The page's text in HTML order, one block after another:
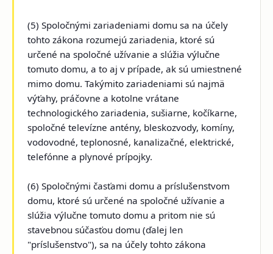
(5) Spoločnými zariadeniami domu sa na účely
tohto zákona rozumejú zariadenia, ktoré sú
určené na spoločné užívanie a slúžia výlučne
tomuto domu, a to aj v prípade, ak sú umiestnené
mimo domu. Takýmito zariadeniami sú najmä
výťahy, práčovne a kotolne vrátane
technologického zariadenia, sušiarne, kočíkarne,
spoločné televízne antény, bleskozvody, komíny,
vodovodné, teplonosné, kanalizačné, elektrické,
telefónne a plynové prípojky.
(6) Spoločnými časťami domu a príslušenstvom
domu, ktoré sú určené na spoločné užívanie a
slúžia výlučne tomuto domu a pritom nie sú
stavebnou súčasťou domu (ďalej len
"príslušenstvo"), sa na účely tohto zákona